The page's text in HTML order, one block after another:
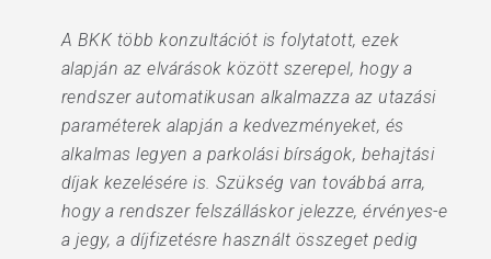
A BKK több konzultációt is folytatott, ezek
alapján az elvárások között szerepel, hogy a
rendszer automatikusan alkalmazza az utazási
paraméterek alapján a kedvezményeket, és
alkalmas legyen a parkolási bírságok, behajtási
díjak kezelésére is. Szükség van továbbá arra,
hogy a rendszer felszálláskor jelezze, érvényes-e
a jegy, a díjfizetésre használt összeget pedig